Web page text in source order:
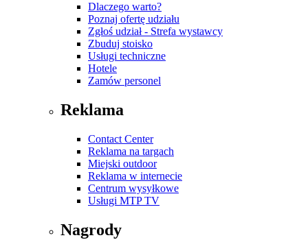
Dlaczego warto?
Poznaj ofertę udziału
Zgłoś udział - Strefa wystawcy
Zbuduj stoisko
Usługi techniczne
Hotele
Zamów personel
Reklama
Contact Center
Reklama na targach
Miejski outdoor
Reklama w internecie
Centrum wysyłkowe
Usługi MTP TV
Nagrody